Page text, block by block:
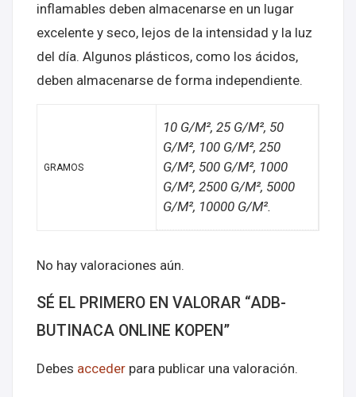
inflamables deben almacenarse en un lugar
excelente y seco, lejos de la intensidad y la luz
del día. Algunos plásticos, como los ácidos,
deben almacenarse de forma independiente.
GRAMOS
10 G/M², 25 G/M², 50
G/M², 100 G/M², 250
G/M², 500 G/M², 1000
G/M², 2500 G/M², 5000
G/M², 10000 G/M².
No hay valoraciones aún.
SÉ EL PRIMERO EN VALORAR “ADB-
BUTINACA ONLINE KOPEN”
Debes acceder para publicar una valoración.